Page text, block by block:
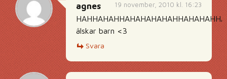
19 november, 2010 kl. 16:23
agnes
HAHHAHAHHAHAHAHAHAHHAHAHAHHA
älskar barn <3
Svara